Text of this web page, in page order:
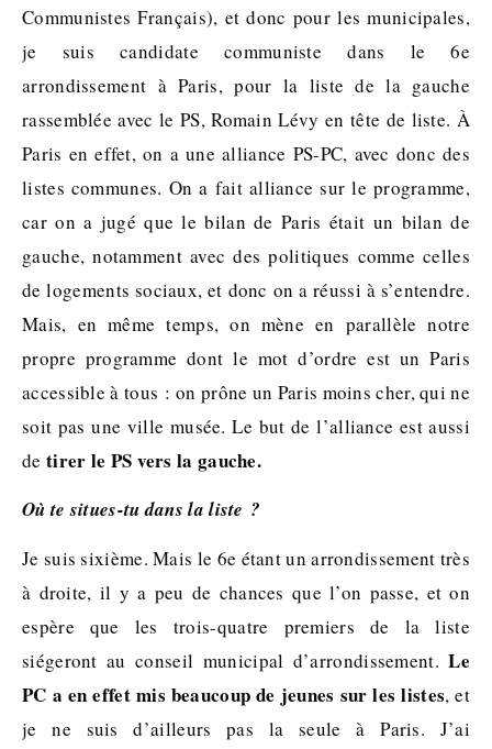
Communistes Français), et donc pour les municipales,
je suis candidate communiste dans le 6e
arrondissement à Paris, pour la liste de la gauche
rassemblée avec le PS, Romain Lévy en tête de liste. À
Paris en effet, on a une alliance PS-PC, avec donc des
listes communes. On a fait alliance sur le programme,
car on a jugé que le bilan de Paris était un bilan de
gauche, notamment avec des politiques comme celles
de logements sociaux, et donc on a réussi à s’entendre.
Mais, en même temps, on mène en parallèle notre
propre programme dont le mot d’ordre est un Paris
accessible à tous : on prône un Paris moins cher, qui ne
soit pas une ville musée. Le but de l’alliance est aussi
de tirer le PS vers la gauche.
Où te situes-tu dans la liste ?
Je suis sixième. Mais le 6e étant un arrondissement très
à droite, il y a peu de chances que l’on passe, et on
espère que les trois-quatre premiers de la liste
siégeront au conseil municipal d’arrondissement.Le
PC a en effet mis beaucoup de jeunes sur les listes, et
je ne suis d’ailleurs pas la seule à Paris. J’ai